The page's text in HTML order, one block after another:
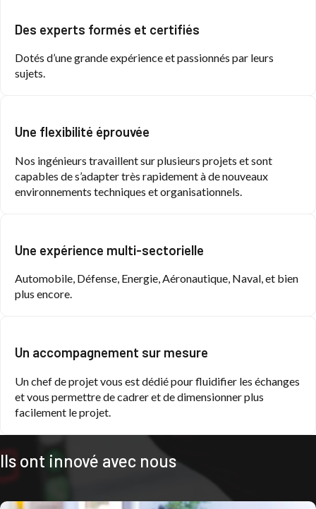
Des experts formés et certifiés
Dotés d’une grande expérience et passionnés par leurs
sujets.
Une flexibilité éprouvée
Nos ingénieurs travaillent sur plusieurs projets et sont
capables de s’adapter très rapidement à de nouveaux
environnements techniques et organisationnels.
Une expérience multi-sectorielle
Automobile, Défense, Energie, Aéronautique, Naval, et bien
plus encore.
Un accompagnement sur mesure
Un chef de projet vous est dédié pour fluidifier les échanges
et vous permettre de cadrer et de dimensionner plus
facilement le projet.
Ils ont innové avec nous